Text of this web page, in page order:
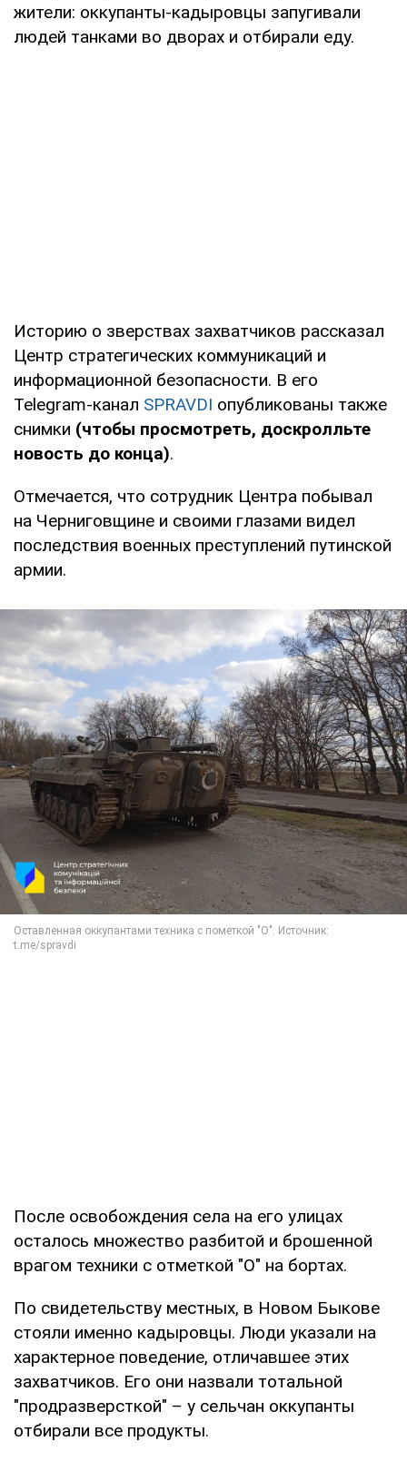
жители: оккупанты-кадыровцы запугивали
людей танками во дворах и отбирали еду.
Историю о зверствах захватчиков рассказал
Центр стратегических коммуникаций и
информационной безопасности. В его
Telegram-канал SPRAVDI опубликованы также
снимки (чтобы просмотреть, доскролльте
новость до конца).
Отмечается, что сотрудник Центра побывал
на Черниговщине и своими глазами видел
последствия военных преступлений путинской
армии.
После освобождения села на его улицах
осталось множество разбитой и брошенной
врагом техники с отметкой "О" на бортах.
По свидетельству местных, в Новом Быкове
стояли именно кадыровцы. Люди указали на
характерное поведение, отличавшее этих
захватчиков. Его они назвали тотальной
"продразверсткой" – у сельчан оккупанты
отбирали все продукты.